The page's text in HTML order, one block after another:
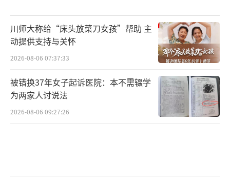
川师大称给“床头放菜刀女孩”帮助 主
动提供支持与关怀
2026-08-06 07:37:33
被错换37年女子起诉医院：本不需辍学
为两家人讨说法
2026-08-06 09:27:26